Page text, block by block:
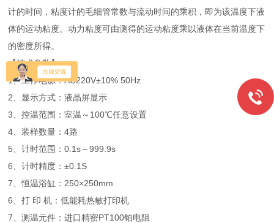
计的时间，粘度计的毛细管常数与流动时间的乘积，即为该温度下液
体的运动粘度。动力粘度可由测得的运动粘度乘以液体在当前温度下
的密度所得。
【技术参数】
1、工作电源：AC220V±10% 50Hz
2、显示方式：液晶屏显示
3、控温范围：室温～100℃任意设置
4、装样数量：4路
5、计时范围：0.1s～999.9s
6、计时精度：±0.1S
7、恒温浴缸：250×250mm
6、打 印 机：低能耗热敏打印机
7、测温元件：进口精密PT100铂电阻